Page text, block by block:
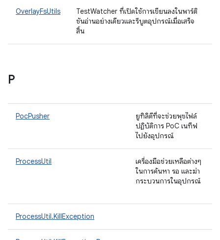
OverlayFsUtils
TestWatcher ที่เปิดใช้การเขียนลงในพาร์ติ
ชันอ่านอย่างเดียวและรีบูตอุปกรณ์เมื่อเสร็จ
สิ้น
P
PocPusher
ยูทิลิตีที่จะช่วยพุชไฟล์
ปฏิบัติการ PoC เนทีฟ
ไปยังอุปกรณ์
ProcessUtil
เครื่องมือช่วยเหลือต่างๆ
ในการค้นหา รอ และฆ่า
กระบวนการในอุปกรณ์
ProcessUtil.KillException